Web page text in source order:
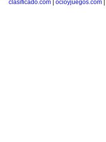
clasificado.com
ocioyjuegos.com